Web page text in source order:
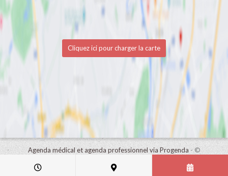
Cliquez ici pour charger la carte
Agenda médical et agenda professionnel via Progenda- ©
de ce cabinet